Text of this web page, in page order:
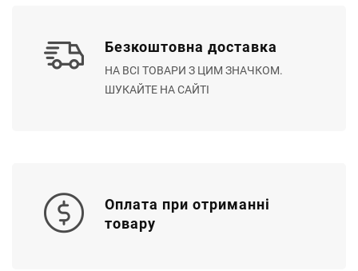
Безкоштовна доставка
НА ВСІ ТОВАРИ З ЦИМ ЗНАЧКОМ.
ШУКАЙТЕ НА САЙТІ
Оплата при отриманні
товару